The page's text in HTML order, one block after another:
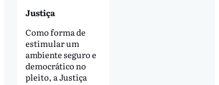
Justiça
Como forma de
estimular um
ambiente seguro e
democrático no
pleito, a Justiça